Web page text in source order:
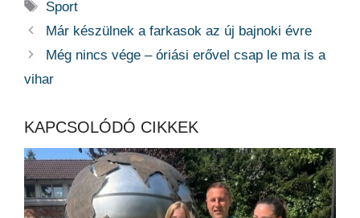
Címkék
Sport
Már készülnek a farkasok az új bajnoki évre
Még nincs vége – óriási erővel csap le ma is a
vihar
KAPCSOLÓDÓ CIKKEK